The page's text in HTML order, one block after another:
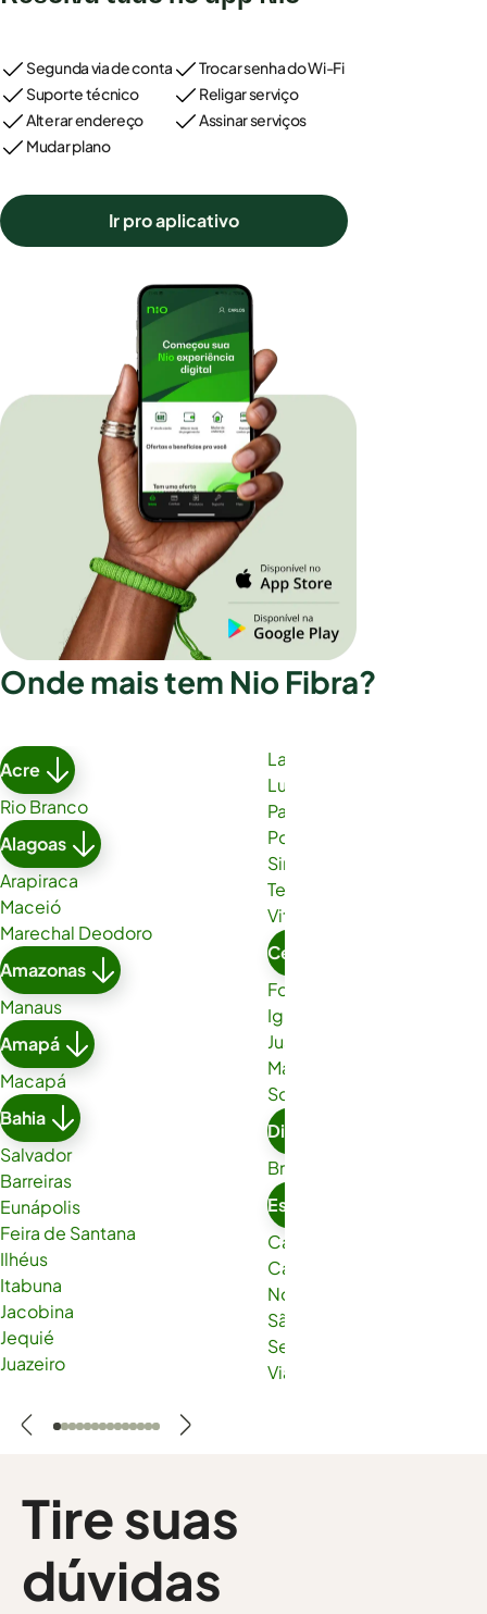
Segunda via de conta
Suporte técnico
Alterar endereço
Mudar plano
Trocar senha do Wi-Fi
Religar serviço
Assinar serviços
Ir pro aplicativo
Onde mais tem Nio Fibra?
Acre
Rio Branco
Alagoas
Arapiraca
Maceió
Marechal Deodoro
Amazonas
Manaus
Amapá
Macapá
Bahia
Salvador
Barreiras
Eunápolis
Feira de Santana
Ilhéus
Itabuna
Jacobina
Jequié
Juazeiro
Lauro de Freitas
Luís Eduardo Magalhães
Paulo Afonso
Porto Seguro
Simões Filho
Teixeira de Freitas
Vitória da Conquista
Ceará
Fortaleza
Iguatu
Juazeiro do Norte
Maracanaú
Sobral
Distrito Federal
Brasília
Espírito Santo
Cachoeiro de Itapemirim
Cariacica
Nova Venécia
São Gabriel da Palha
Serra
Viana
Tire suas
dúvidas